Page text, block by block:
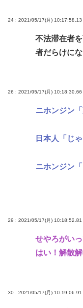
24 : 2021/05/17(月) 10:17:58.13
不法滞在者
者だらけに
26 : 2021/05/17(月) 10:18:30.66
ニホンジン
日本人「じ
ニホンジン
29 : 2021/05/17(月) 10:18:52.81
せやろがい
はい！解散
30 : 2021/05/17(月) 10:19:06.91